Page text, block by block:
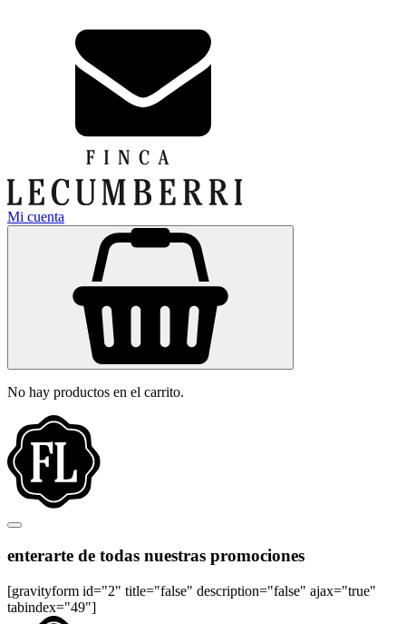
Mi cuenta
No hay productos en el carrito.
enterarte de todas nuestras promociones
[gravityform id="2" title="false" description="false" ajax="true"
tabindex="49"]